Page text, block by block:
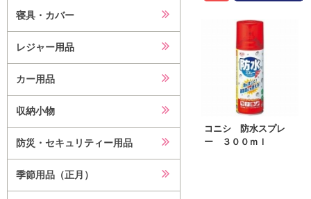
寝具・カバー
レジャー用品
カー用品
収納小物
防災・セキュリティー用品
季節用品（正月）
コニシ 防水スプレ
ー ３００ｍｌ